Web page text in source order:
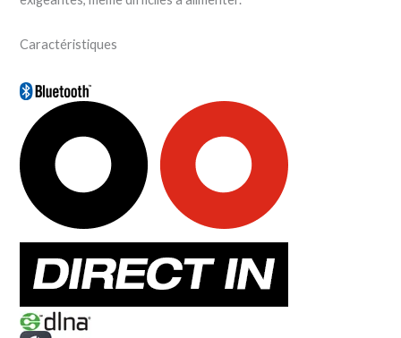
Caractéristiques